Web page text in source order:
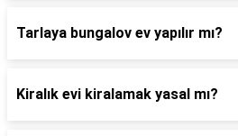
Tarlaya bungalov ev yapılır mı?
Kiralık evi kiralamak yasal mı?